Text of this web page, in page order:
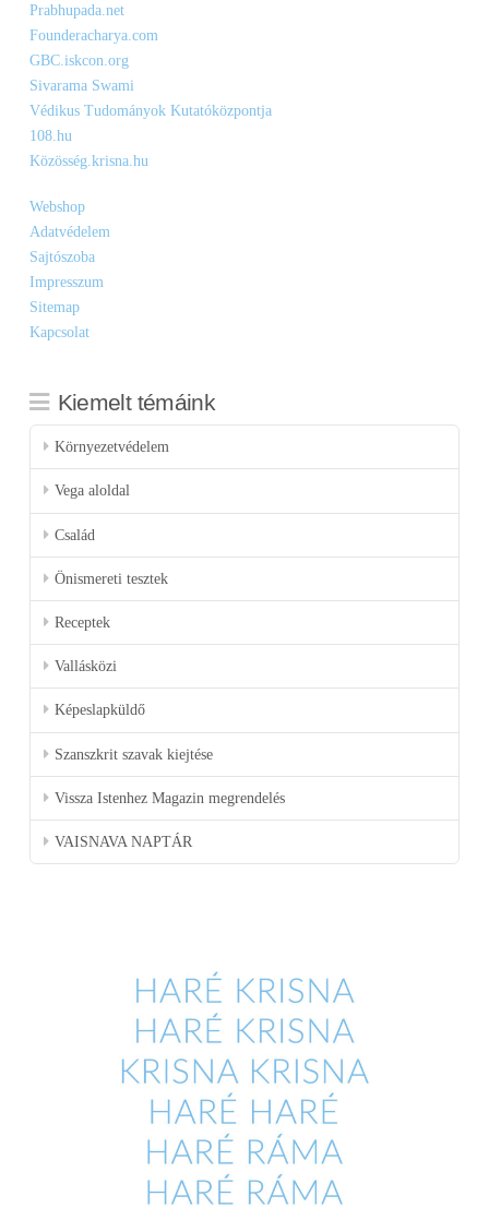
Prabhupada.net
Founderacharya.com
GBC.iskcon.org
Sivarama Swami
Védikus Tudományok Kutatóközpontja
108.hu
Közösség.krisna.hu
Webshop
Adatvédelem
Sajtószoba
Impresszum
Sitemap
Kapcsolat
Kiemelt témáink
Környezetvédelem
Vega aloldal
Család
Önismereti tesztek
Receptek
Vallásközi
Képeslapküldő
Szanszkrit szavak kiejtése
Vissza Istenhez Magazin megrendelés
VAISNAVA NAPTÁR